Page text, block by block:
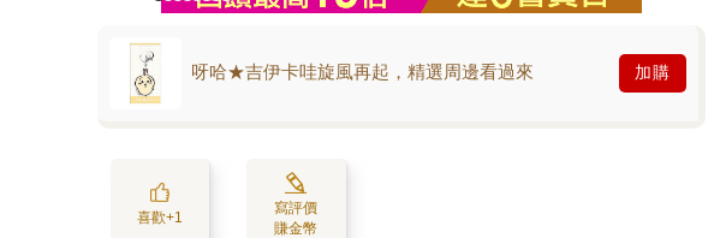
呀哈★吉伊卡哇旋風再起，精選周邊看過來 加購
喜歡+1
寫評價
賺金幣